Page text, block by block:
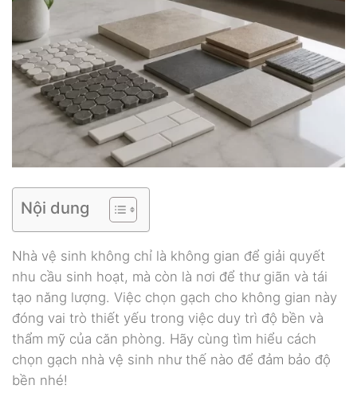
Nội dung
Nhà vệ sinh không chỉ là không gian để giải quyết
nhu cầu sinh hoạt, mà còn là nơi để thư giãn và tái
tạo năng lượng. Việc chọn gạch cho không gian này
đóng vai trò thiết yếu trong việc duy trì độ bền và
thẩm mỹ của căn phòng. Hãy cùng tìm hiểu cách
chọn gạch nhà vệ sinh như thế nào để đảm bảo độ
bền nhé!